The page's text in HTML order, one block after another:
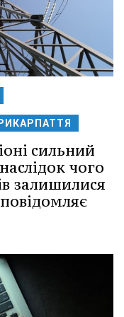
сильний
чого
залишилися